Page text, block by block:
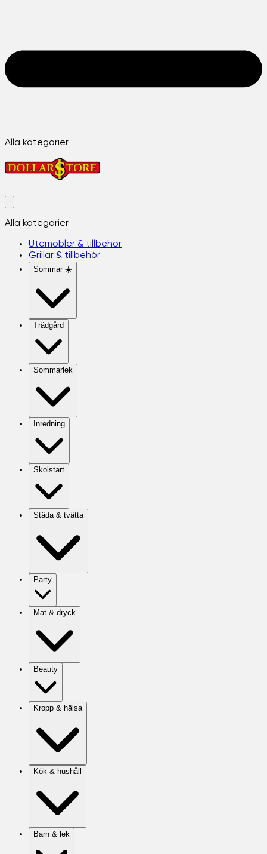
Alla kategorier
Alla kategorier
Utemöbler & tillbehör
Grillar & tillbehör
Sommar ☀️
Trädgård
Sommarlek
Inredning
Skolstart
Städa & tvätta
Party
Mat & dryck
Beauty
Kropp & hälsa
Kök & hushåll
Barn & lek